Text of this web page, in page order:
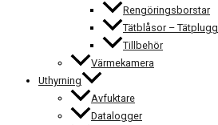
Rengöringsborstar
Tätblåsor – Tätplugg
Tillbehör
Värmekamera
Uthyrning
Avfuktare
Datalogger